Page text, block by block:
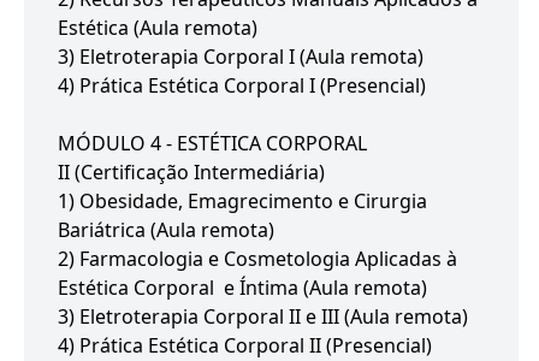
Estética (Aula remota)
3) Eletroterapia Corporal I (Aula remota)
4) Prática Estética Corporal I (Presencial)
MÓDULO 4 - ESTÉTICA CORPORAL
II (Certificação Intermediária)
1) Obesidade, Emagrecimento e Cirurgia
Bariátrica (Aula remota)
2) Farmacologia e Cosmetologia Aplicadas à
Estética Corporal e Íntima (Aula remota)
3) Eletroterapia Corporal II e III (Aula remota)
4) Prática Estética Corporal II (Presencial)